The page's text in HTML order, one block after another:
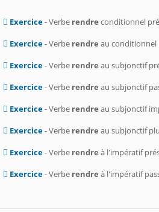
Exercice- Verbe rendre conditionnel
Exercice- Verbe rendre au conditionnel
Exercice- Verbe rendre au subjonctif
Exercice- Verbe rendre au subjonctif
Exercice- Verbe rendre au subjonctif
Exercice- Verbe rendre au subjonctif
Exercice- Verbe rendre à l'impératif
Exercice- Verbe rendre à l'impératif